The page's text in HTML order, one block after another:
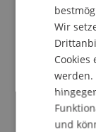
School/
Wir
werden.
und